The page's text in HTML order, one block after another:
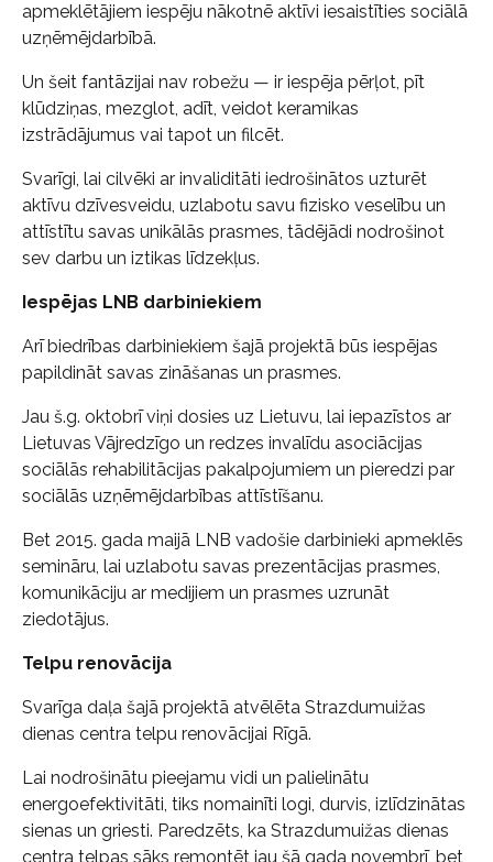
apmeklētājiem iespēju nākotnē aktīvi iesaistīties sociālā
uzņēmējdarbībā.
Un šeit fantāzijai nav robežu — ir iespēja pērļot, pīt
klūdziņas, mezglot, adīt, veidot keramikas
izstrādājumus vai tapot un filcēt.
Svarīgi, lai cilvēki ar invaliditāti iedrošinātos uzturēt
aktīvu dzīvesveidu, uzlabotu savu fizisko veselību un
attīstītu savas unikālās prasmes, tādējādi nodrošinot
sev darbu un iztikas līdzekļus.
Iespējas LNB darbiniekiem
Arī biedrības darbiniekiem šajā projektā būs iespējas
papildināt savas zināšanas un prasmes.
Jau š.g. oktobrī viņi dosies uz Lietuvu, lai iepazīstos ar
Lietuvas Vājredzīgo un redzes invalīdu asociācijas
sociālās rehabilitācijas pakalpojumiem un pieredzi par
sociālās uzņēmējdarbības attīstīšanu.
Bet 2015. gada maijā LNB vadošie darbinieki apmeklēs
semināru, lai uzlabotu savas prezentācijas prasmes,
komunikāciju ar medijiem un prasmes uzrunāt
ziedotājus.
Telpu renovācija
Svarīga daļa šajā projektā atvēlēta Strazdumuižas
dienas centra telpu renovācijai Rīgā.
Lai nodrošinātu pieejamu vidi un palielinātu
energoefektivitāti, tiks nomainīti logi, durvis, izlīdzinātas
sienas un griesti. Paredzēts, ka Strazdumuižas dienas
centra telpas sāks remontēt jau šā gada novembrī, bet